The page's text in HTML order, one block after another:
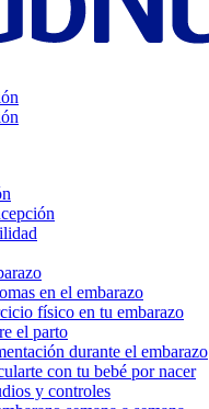
en el embarazo
físico en tu embarazo
el parto
durante el embarazo
con tu bebé por nacer
y controles